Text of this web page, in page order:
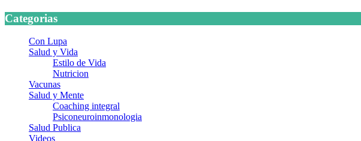
Categorias
Con Lupa
Salud y Vida
Estilo de Vida
Nutricion
Vacunas
Salud y Mente
Coaching integral
Psiconeuroinmonologia
Salud Publica
Videos